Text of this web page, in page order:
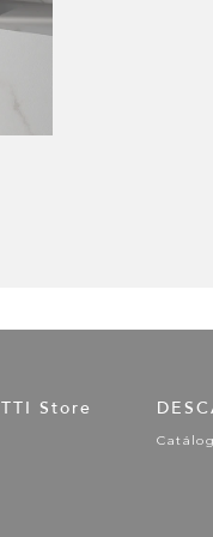
Store